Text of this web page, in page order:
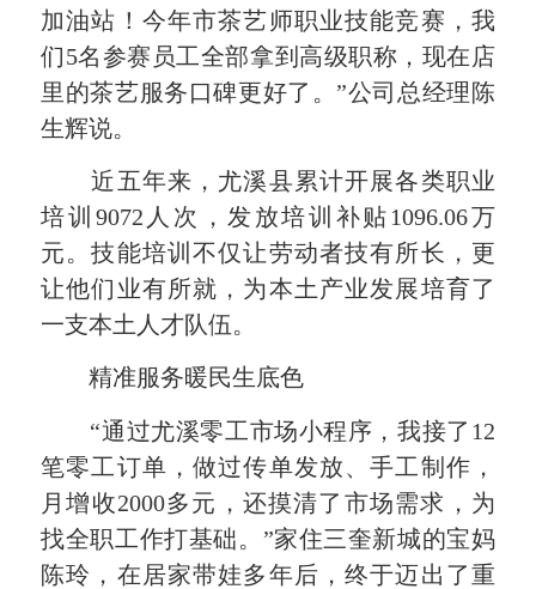
加油站！今年市茶艺师职业技能竞赛，我
们5名参赛员工全部拿到高级职称，现在店
里的茶艺服务口碑更好了。”公司总经理陈
生辉说。
近五年来，尤溪县累计开展各类职业
培训9072人次，发放培训补贴1096.06万
元。技能培训不仅让劳动者技有所长，更
让他们业有所就，为本土产业发展培育了
一支本土人才队伍。
精准服务暖民生底色
“通过尤溪零工市场小程序，我接了12
笔零工订单，做过传单发放、手工制作，
月增收2000多元，还摸清了市场需求，为
找全职工作打基础。”家住三奎新城的宝妈
陈玲，在居家带娃多年后，终于迈出了重